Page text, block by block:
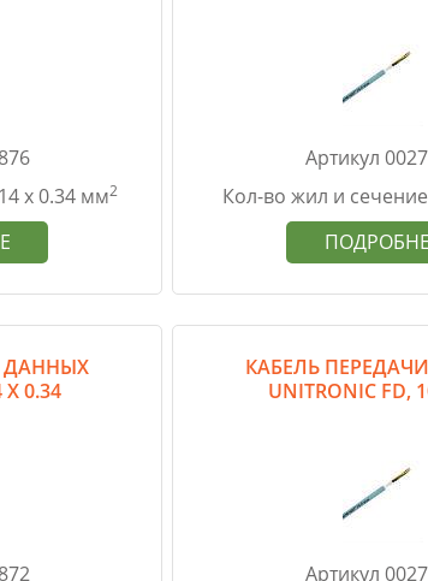
х 0.34 мм2
Артикул
Кол-во жил и
ДАННЫХ
Х 0.34
КАБЕЛЬ
UNITRONIC FD,
Артикул